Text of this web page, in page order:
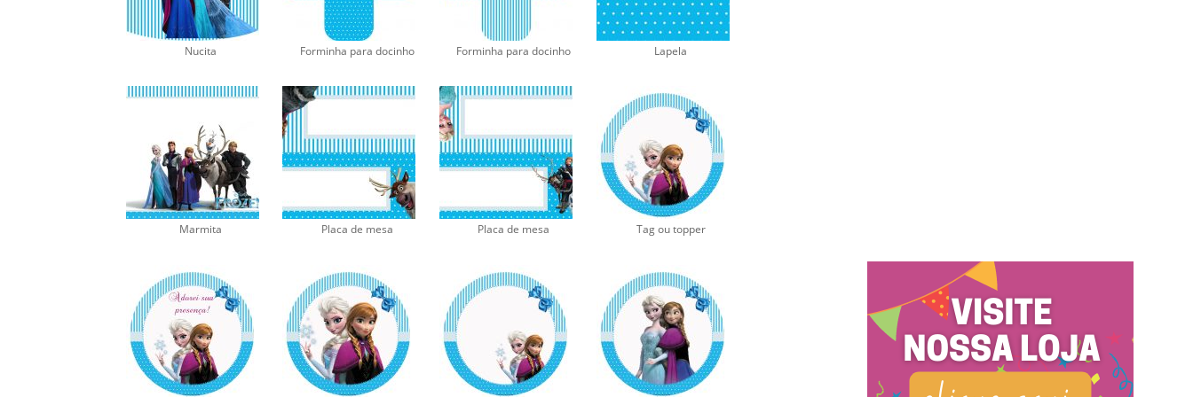
Nucita Forminha para docinho Forminha para docinho Lapela
Marmita Placa de mesa Placa de mesa Tag ou topper